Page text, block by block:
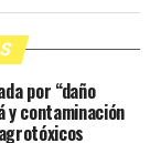
por “daño
y contaminación